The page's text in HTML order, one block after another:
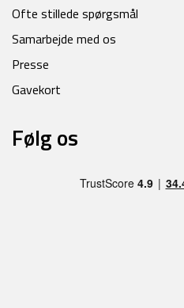
Ofte stillede spørgsmål
Samarbejde med os
Presse
Gavekort
Følg os